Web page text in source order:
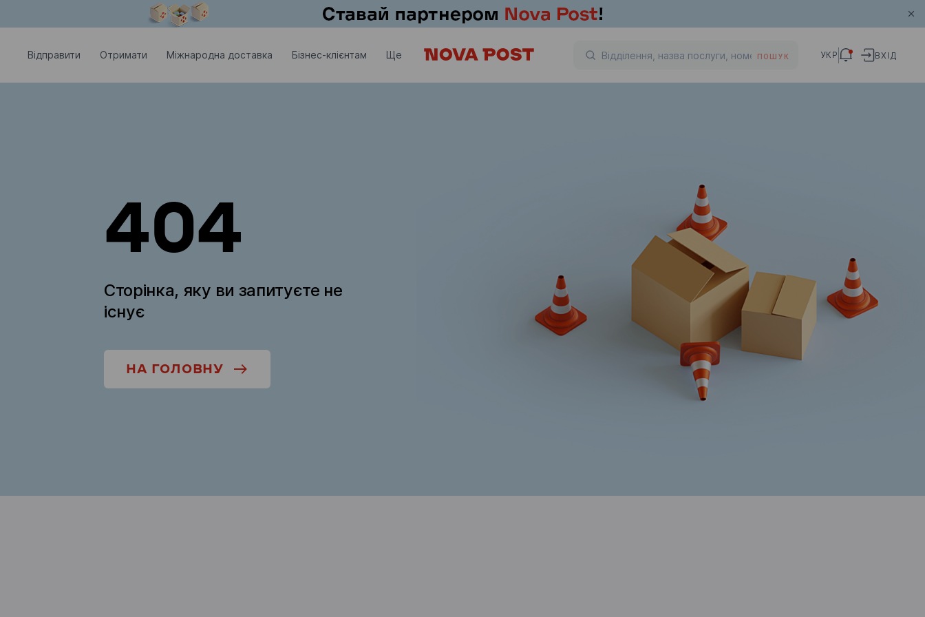
Відправити Отримати Міжнародна доставка Бізнес-клієнтам Ще ПОШУК УКР ВХІД
404
Сторінка, яку ви запитуєте не
існує
НА ГОЛОВНУ